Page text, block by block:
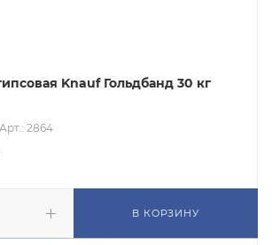
Knauf Гольдбанд 30 кг
Арт.: 2864
В КОРЗИНУ